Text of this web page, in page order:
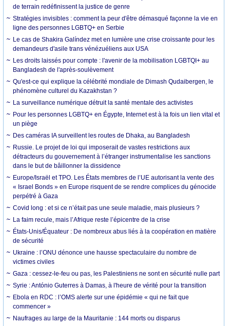
de terrain redéfinissent la justice de genre
Stratégies invisibles : comment la peur d'être démasqué façonne la vie en
ligne des personnes LGBTQ+ en Serbie
Le cas de Shakira Galíndez met en lumière une crise croissante pour les
demandeurs d'asile trans vénézuéliens aux USA
Les droits laissés pour compte : l'avenir de la mobilisation LGBTQI+ au
Bangladesh de l'après-soulèvement
Qu'est-ce qui explique la célébrité mondiale de Dimash Qudaibergen, le
phénomène culturel du Kazakhstan ?
La surveillance numérique détruit la santé mentale des activistes
Pour les personnes LGBTQ+ en Égypte, Internet est à la fois un lien vital et
un piège
Des caméras IA surveillent les routes de Dhaka, au Bangladesh
Russie. Le projet de loi qui imposerait de vastes restrictions aux
détracteurs du gouvernement à l’étranger instrumentalise les sanctions
dans le but de bâillonner la dissidence
Europe/Israël et TPO. Les États membres de l’UE autorisant la vente des
« Israel Bonds » en Europe risquent de se rendre complices du génocide
perpétré à Gaza
Covid long : et si ce n’était pas une seule maladie, mais plusieurs ?
La faim recule, mais l’Afrique reste l’épicentre de la crise
États-Unis/Équateur : De nombreux abus liés à la coopération en matière
de sécurité
Ukraine : l’ONU dénonce une hausse spectaculaire du nombre de
victimes civiles
Gaza : cessez-le-feu ou pas, les Palestiniens ne sont en sécurité nulle part
Syrie : António Guterres à Damas, à l'heure de vérité pour la transition
Ebola en RDC : l’OMS alerte sur une épidémie « qui ne fait que
commencer »
Naufrages au large de la Mauritanie : 144 morts ou disparus